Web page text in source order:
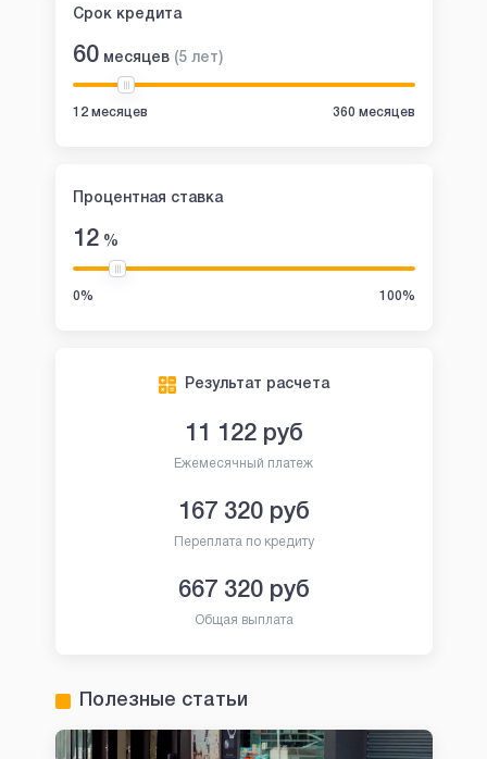
Срок кредита
60 месяцев (5 лет)
12 месяцев 360 месяцев
Процентная ставка
12%
0% 100%
Результат расчета
11 122руб
Ежемесячный платеж
167 320руб
Переплата по кредиту
667 320руб
Общая выплата
Полезные статьи